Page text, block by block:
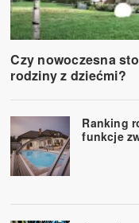
Czy nowoczesna
rodziny z dziećmi?
Ranking
funkcje